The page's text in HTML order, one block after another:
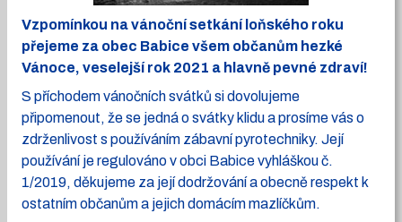
Vzpomínkou na vánoční setkání loňského roku
přejeme za obec Babice všem občanům hezké
Vánoce, veselejší rok 2021 a hlavně pevné zdraví!
S příchodem vánočních svátků si dovolujeme
připomenout, že se jedná o svátky klidu a prosíme vás o
zdrženlivost s používáním zábavní pyrotechniky. Její
používání je regulováno v obci Babice vyhláškou č.
1/2019, děkujeme za její dodržování a obecně respekt k
ostatním občanům a jejich domácím mazlíčkům.